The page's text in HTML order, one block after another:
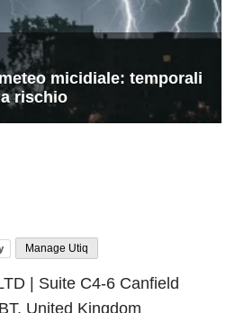
Manage Utiq
| Suite C4-6 Canfield
United Kingdom